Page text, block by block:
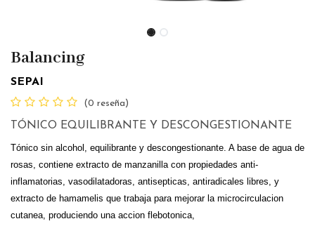
Balancing
SEPAI
(0 reseña)
TÓNICO EQUILIBRANTE Y DESCONGESTIONANTE
Tónico sin alcohol, equilibrante y descongestionante. A base de agua de
rosas, contiene extracto de manzanilla con propiedades anti-
inflamatorias, vasodilatadoras, antisepticas, antiradicales libres, y
extracto de hamamelis que trabaja para mejorar la microcirculacion
cutanea, produciendo una accion flebotonica,